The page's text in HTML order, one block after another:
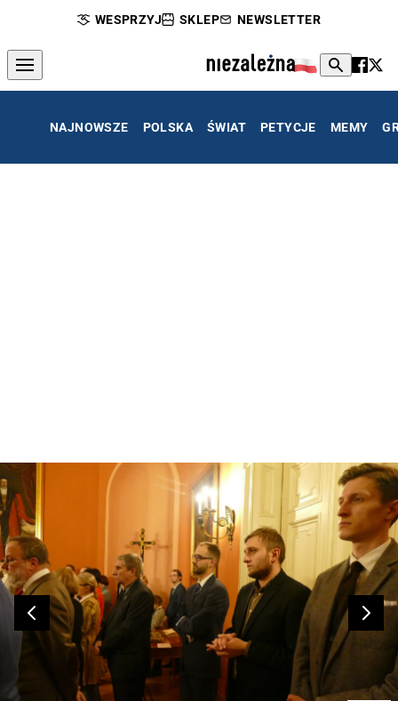
WESPRZYJ SKLEP NEWSLETTER
NAJNOWSZE POLSKA ŚWIAT PETYCJE MEMY